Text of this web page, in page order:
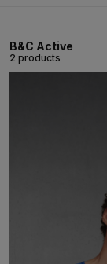
B&C Active
2 products